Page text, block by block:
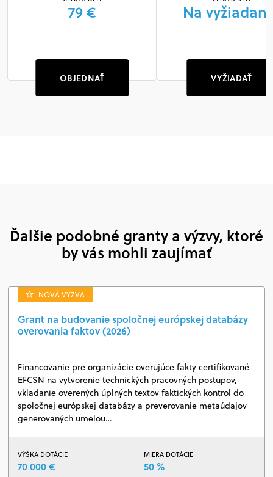
79 €
OBJEDNAŤ
Na
VYŽIADAŤ
Ďalšie podobné granty a výzvy, ktoré
by vás mohli zaujímať
NOVÁ VÝZVA
Grant na budovanie spoločnej európskej databázy
overovania faktov (2026)
Financovanie pre organizácie overujúce fakty certifikované
EFCSN na vytvorenie technických pracovných postupov,
vkladanie overených úplných textov faktických kontrol do
spoločnej európskej databázy a preverovanie metaúdajov
generovaných umelou…
VÝŠKA DOTÁCIE
70 000 €
MIERA DOTÁCIE
50 %